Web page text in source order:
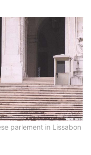
parlement in Lissabon